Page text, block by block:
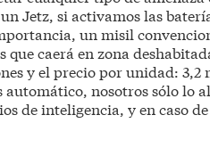
Jetz, si activamos las
un misil
que caerá en zona
y el precio por unidad: 3,2
automático, nosotros sólo lo
de inteligencia, y en caso